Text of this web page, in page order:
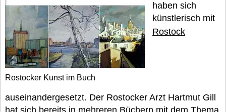
Rostocker Kunst im Buch
haben sich
künstlerisch mit
Rostock
auseinandergesetzt. Der Rostocker Arzt Hartmut Gill
hat sich bereits in mehreren Büchern mit dem Thema